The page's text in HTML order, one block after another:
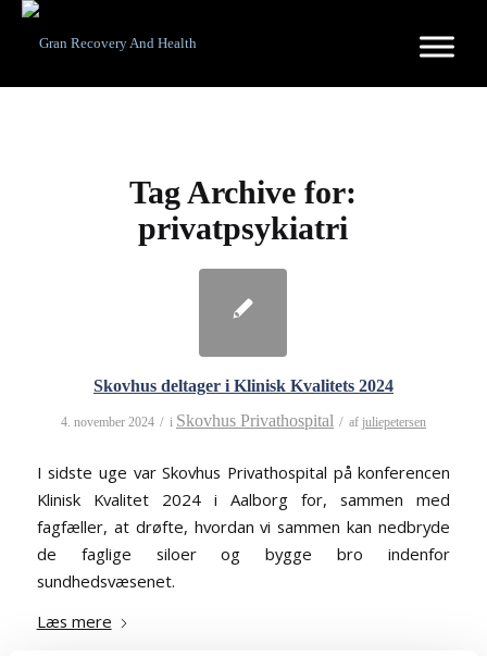
Tag Archive for:
privatpsykiatri
Skovhus deltager i Klinisk Kvalitets 2024
4. november 2024 / i Skovhus Privathospital / af juliepetersen
I sidste uge var Skovhus Privathospital på konferencen
Klinisk Kvalitet 2024 i Aalborg for, sammen med
fagfæller, at drøfte, hvordan vi sammen kan nedbryde
de faglige siloer og bygge bro indenfor
sundhedsvæsenet.
Læs mere